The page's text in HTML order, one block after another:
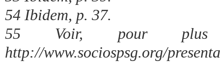
54 Ibidem, p. 37.
55 Voir, pour
http://www.sociospsg.org/